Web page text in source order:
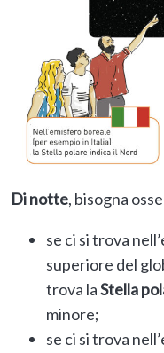
Di notte, bisogna
se ci si trova
superiore del
trova laStella
minore;
se ci si trova